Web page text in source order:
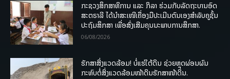
ກະຊວງສຶກສາທິການ ແລະ ກິລາ ຮ່ວມກັບລັດຖະບານອົດ
ສະຕຣາລີ ໄດ້ນຳສະເໜີເຄື່ອງມືປະເມີນຕົນເອງສຳລັບຄູຊັ້ນ
ປະຖົມສຶກສາ ເພື່ອສົ່ງເສີມຄຸນນະພາບການສຶກສາ.
06/08/2026
ຮັກສາສິ່ງແວດລ້ອມ! ບໍ່ແຮ່ໃຕ້ດິນ ຊ່ວຍຫຼຸດຜ່ອນຜົນ
ກະທົບຕໍ່ສິ່ງແວດລ້ອມໜ້າດິນຮັກສາໜ້າດິນ.